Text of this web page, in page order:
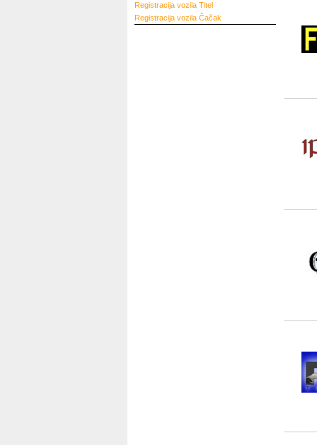
Registracija vozila Titel
Registracija vozila Čačak